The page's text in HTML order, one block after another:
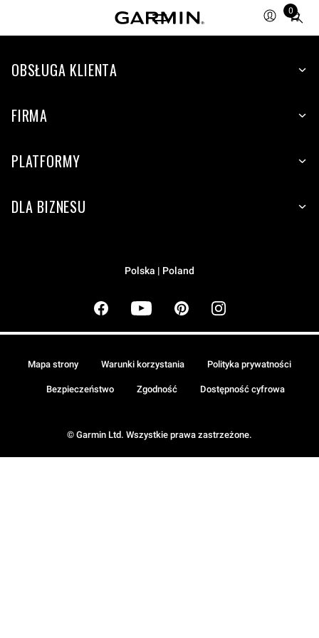
0
Total
OBSŁUGA KLIENTA
FIRMA
PLATFORMY
DLA BIZNESU
Polska | Poland
© Garmin Ltd. Wszystkie prawa zastrzeżone.
Mapa strony Warunki korzystania Polityka prywatności
Bezpieczeństwo Zgodność Dostępność cyfrowa